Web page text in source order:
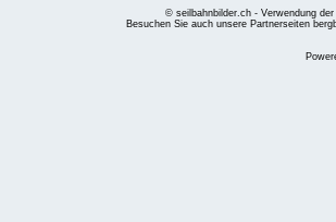
© seilbahnbilder.ch - Verwendung
Besuchen Sie auch unsere Partnerseiten